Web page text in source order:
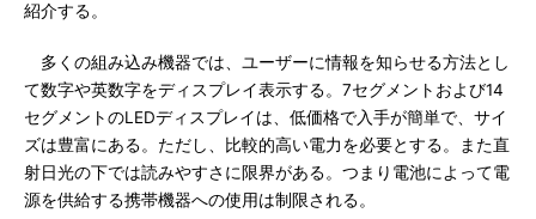
紹介する。
多くの組み込み機器では、ユーザーに情報を知らせる方法とし
て数字や英数字をディスプレイ表示する。7セグメントおよび14
セグメントのLEDディスプレイは、低価格で入手が簡単で、サイ
ズは豊富にある。ただし、比較的高い電力を必要とする。また直
射日光の下では読みやすさに限界がある。つまり電池によって電
源を供給する携帯機器への使用は制限される。